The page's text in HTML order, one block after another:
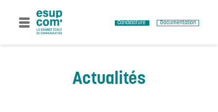
content
Candidature Documentation
Actualités